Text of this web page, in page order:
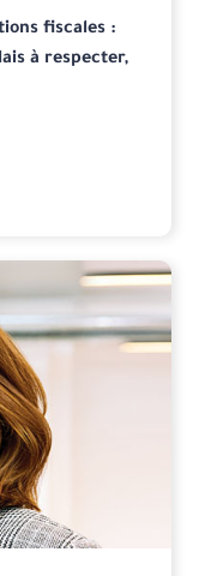
fiscales :
à respecter,